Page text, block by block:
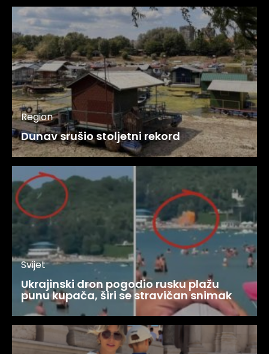
Region
Dunav srušio stoljetni rekord
Svijet
Ukrajinski dron pogodio rusku plažu
punu kupača, širi se stravičan snimak